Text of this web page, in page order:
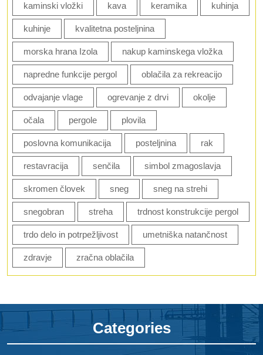
kaminski vložki kava keramika kuhinja
kuhinje kvalitetna posteljnina
morska hrana Izola nakup kaminskega vložka
napredne funkcije pergol oblačila za rekreacijo
odvajanje vlage ogrevanje z drvi okolje
očala pergole plovila
poslovna komunikacija posteljnina rak
restavracija senčila simbol zmagoslavja
skromen človek sneg sneg na strehi
snegobran streha trdnost konstrukcije pergol
trdo delo in potrpežljivost umetniška natančnost
zdravje zračna oblačila
Categories